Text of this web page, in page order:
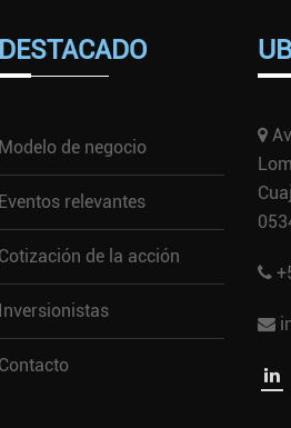
DESTACADO
Modelo de negocio
Eventos relevantes
Cotización de la acción
Inversionistas
Contacto